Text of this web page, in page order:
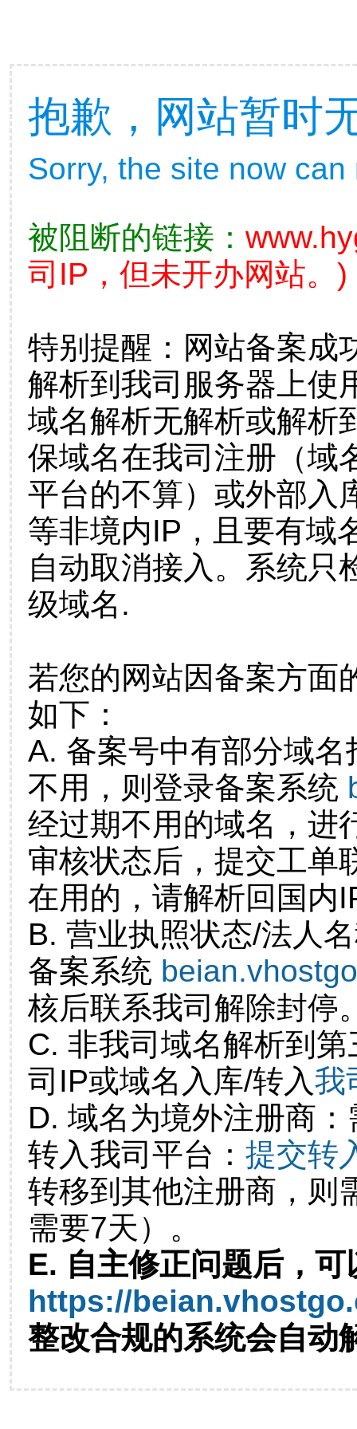
抱歉，网站暂时
Sorry, the site now
被阻断的链接：
司IP，但未开办网站。)
特别提醒：网站备案成
解析到我司服务器上使
域名解析无解析或解析
保域名在我司注册（域
平台的不算）或外部入
等非境内IP，且要有域
自动取消接入。系统只
级域名.
若您的网站因备案方面
如下：
A. 备案号中有部分域
不用，则登录备案系统
经过期不用的域名，进
审核状态后，提交工单
在用的，请解析回国内
B. 营业执照状态/法人
备案系统
核后联系我司解除封停
C. 非我司域名解析到
司IP或域名入库/转入我
D. 域名为境外注册商
转入我司平台： 提交转
转移到其他注册商，则
需要7天）。
E. 自主修正问题后，可
https://
整改合规的系统会自动